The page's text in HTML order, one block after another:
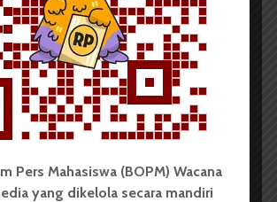
3: Berita Pagi
Mode | Moda Gelap
Pers Mahasiswa (BOPM) Wacana
yang dikelola secara mandiri